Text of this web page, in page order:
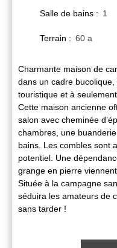
Salle de bains : 1
Terrain : 60 a
Charmante maison de
dans un cadre bucolique,
touristique et à
Cette maison ancienne
salon avec cheminée
chambres, une
bains. Les combles sont
potentiel. Une
grange en pierre
Située à la campagne
séduira les amateurs de
sans tarder !